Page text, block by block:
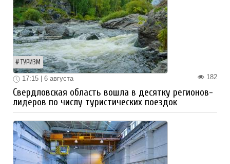
ТУРИЗМ
182
17:15 | 6 августа
Свердловская область вошла в десятку регионов-
лидеров по числу туристических поездок